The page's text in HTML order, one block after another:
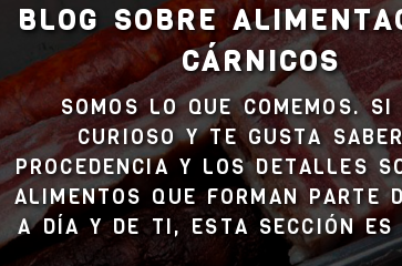
BLOG SOBRE
CÁRNICOS
SOMOS LO QUE COMEMOS. SI
CURIOSO Y TE GUSTA
PROCEDENCIA Y LOS DETALLES
ALIMENTOS QUE FORMAN PARTE
A DÍA Y DE TI, ESTA SECCIÓN ES